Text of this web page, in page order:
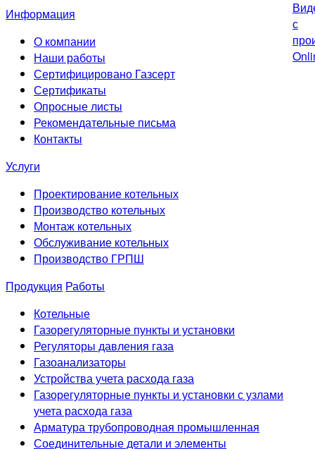
Информация
О компании
Наши работы
Сертифицировано Газсерт
Сертификаты
Опросные листы
Рекомендательные письма
Контакты
Услуги
Проектирование котельных
Производство котельных
Монтаж котельных
Обслуживание котельных
Производство ГРПШ
Продукция Работы
Котельные
Газорегуляторные пункты и установки
Регуляторы давления газа
Газоанализаторы
Устройства учета расхода газа
Газорегуляторные пункты и установки с узлами
учета расхода газа
Арматура трубопроводная промышленная
Соединительные детали и элементы